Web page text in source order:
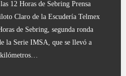
12 Horas de Sebring Prensa
Claro de la Escudería Telmex
de Sebring, segunda ronda
la Serie IMSA, que se llevó a